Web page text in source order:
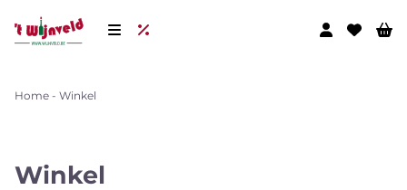
Home - Winkel
Winkel